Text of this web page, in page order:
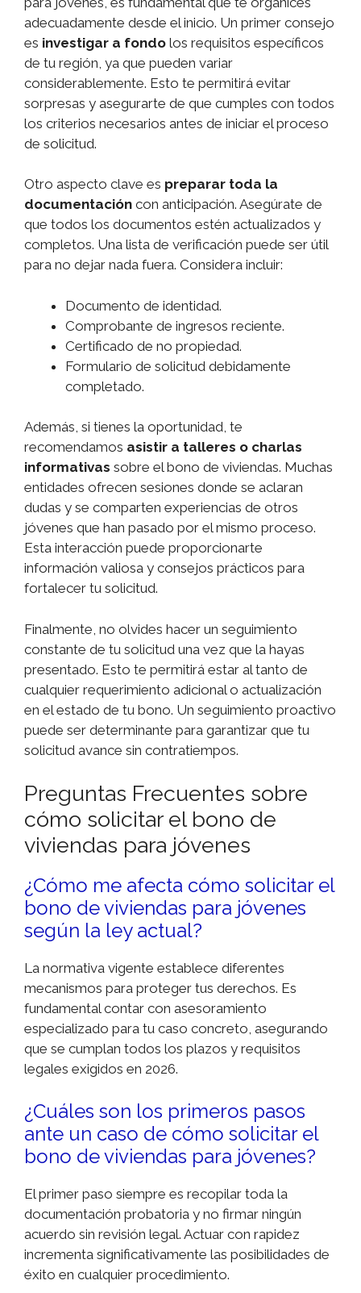
adecuadamente desde el inicio. Un primer consejo
es investigar a fondo los requisitos específicos
de tu región, ya que pueden variar
considerablemente. Esto te permitirá evitar
sorpresas y asegurarte de que cumples con todos
los criterios necesarios antes de iniciar el proceso
de solicitud.
Otro aspecto clave es preparar toda la
documentación con anticipación. Asegúrate de
que todos los documentos estén actualizados y
completos. Una lista de verificación puede ser útil
para no dejar nada fuera. Considera incluir:
Documento de identidad.
Comprobante de ingresos reciente.
Certificado de no propiedad.
Formulario de solicitud debidamente
completado.
Además, si tienes la oportunidad, te
recomendamos asistir a talleres o charlas
informativas sobre el bono de viviendas. Muchas
entidades ofrecen sesiones donde se aclaran
dudas y se comparten experiencias de otros
jóvenes que han pasado por el mismo proceso.
Esta interacción puede proporcionarte
información valiosa y consejos prácticos para
fortalecer tu solicitud.
Finalmente, no olvides hacer un seguimiento
constante de tu solicitud una vez que la hayas
presentado. Esto te permitirá estar al tanto de
cualquier requerimiento adicional o actualización
en el estado de tu bono. Un seguimiento proactivo
puede ser determinante para garantizar que tu
solicitud avance sin contratiempos.
Preguntas Frecuentes sobre
cómo solicitar el bono de
viviendas para jóvenes
¿Cómo me afecta cómo solicitar el
bono de viviendas para jóvenes
según la ley actual?
La normativa vigente establece diferentes
mecanismos para proteger tus derechos. Es
fundamental contar con asesoramiento
especializado para tu caso concreto, asegurando
que se cumplan todos los plazos y requisitos
legales exigidos en 2026.
¿Cuáles son los primeros pasos
ante un caso de cómo solicitar el
bono de viviendas para jóvenes?
El primer paso siempre es recopilar toda la
documentación probatoria y no firmar ningún
acuerdo sin revisión legal. Actuar con rapidez
incrementa significativamente las posibilidades de
éxito en cualquier procedimiento.